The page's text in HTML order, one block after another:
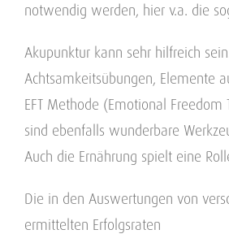
notwendig werden, hier v.a. die
Akupunktur kann sehr hilfreich
Achtsamkeitsübungen, Elemente
EFT Methode (Emotional Freedom
sind ebenfalls wunderbare
Auch die Ernährung spielt eine
Die in den Auswertungen von
ermittelten Erfolgsraten